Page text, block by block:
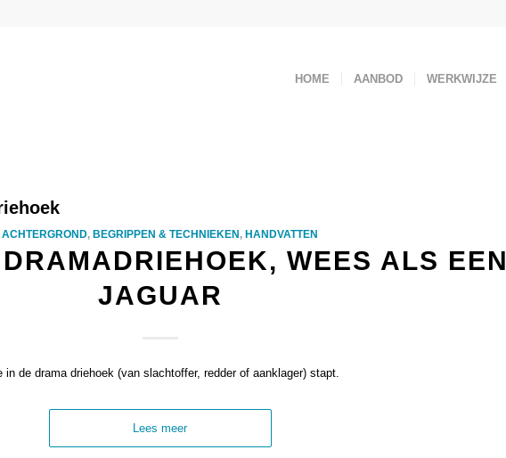
HOME AANBOD WERKWIJZE
ACHTERGROND,BEGRIPPEN & TECHNIEKEN,HANDVATTEN
WEES ALS EEN
JAGUAR
de drama driehoek (van slachtoffer, redder of aanklager) stapt.
Lees meer